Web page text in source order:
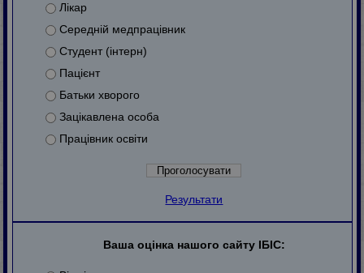
Лікар
Середній медпрацівник
Студент (інтерн)
Пацієнт
Батьки хворого
Зацікавлена особа
Працівник освіти
Результати
Ваша оцінка нашого сайту ІБІС: